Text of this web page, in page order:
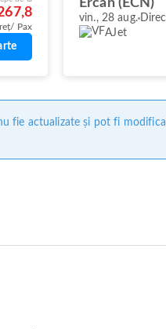
Pax
Ercan (ECN)
vin., 28 aug.
AJet
fie actualizate și pot fi